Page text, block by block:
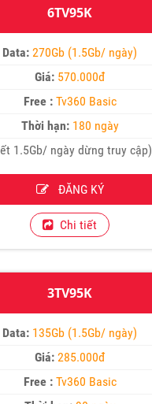
6TV95K
Data: 270Gb (1.5Gb/ ngày)
Giá: 570.000đ
Free : Tv360 Basic
Thời hạn:180 ngày
1.5Gb/ ngày dừng truy cập)
ĐĂNG KÝ
Chi tiết
3TV95K
Data: 135Gb (1.5Gb/ ngày)
Giá:285.000đ
Free : Tv360 Basic